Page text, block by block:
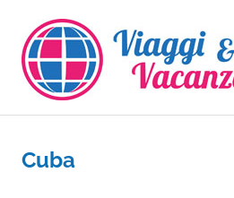
contenuto
Cuba